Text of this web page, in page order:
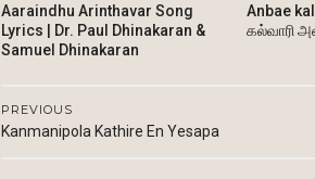
Aaraindhu Arinthavar Song
Lyrics | Dr. Paul Dhinakaran &
Samuel Dhinakaran
Anbae
கல்வாரி
PREVIOUS
Kanmanipola Kathire En Yesapa